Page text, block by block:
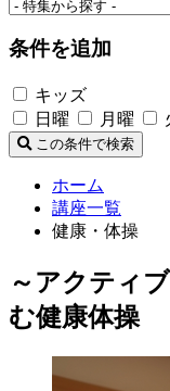
条件を追加
キッズ
日曜
月曜
この条件で検索
ホーム
講座一覧
健康・体操
～アクティ
む健康体操